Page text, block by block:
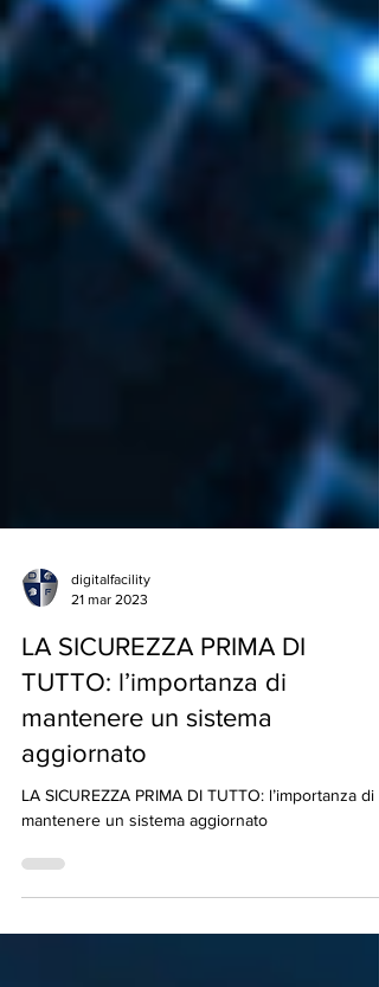
digitalfacility
21 mar 2023
LA SICUREZZA PRIMA DI
TUTTO: l’importanza di
mantenere un sistema
aggiornato
LA SICUREZZA PRIMA DI TUTTO: l’importanza di